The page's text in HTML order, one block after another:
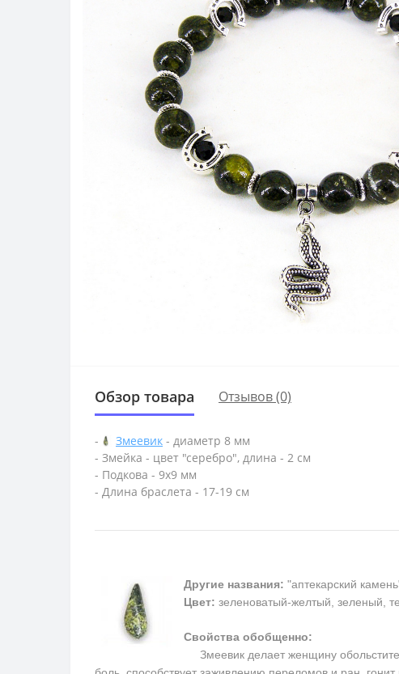
Обзор товара Отзывов (0)
- Змеевик - диаметр 8 мм
- Змейка - цвет "серебро", длина - 2 см
- Подкова - 9х9 мм
- Длина браслета - 17-19 см
Другие названия: "аптекарский
Цвет: зеленоватый-желтый, зеленый,
Свойства обобщенно:
Змеевик делает женщину